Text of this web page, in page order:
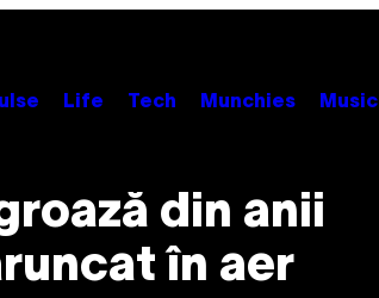
Life Tech Munchies Music
din anii
în aer